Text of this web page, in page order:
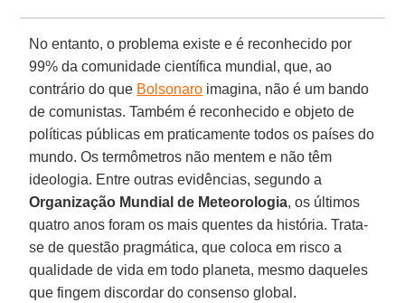
No entanto, o problema existe e é reconhecido por
99% da comunidade científica mundial, que, ao
contrário do que Bolsonaro imagina, não é um bando
de comunistas. Também é reconhecido e objeto de
políticas públicas em praticamente todos os países do
mundo. Os termômetros não mentem e não têm
ideologia. Entre outras evidências, segundo a
Organização Mundial de Meteorologia, os últimos
quatro anos foram os mais quentes da história. Trata-
se de questão pragmática, que coloca em risco a
qualidade de vida em todo planeta, mesmo daqueles
que fingem discordar do consenso global.